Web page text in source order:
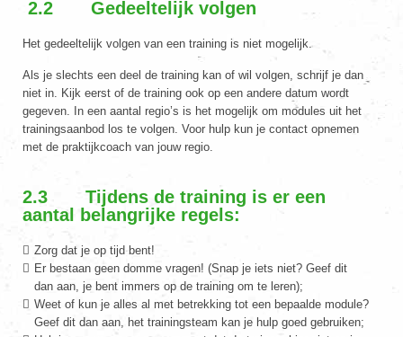
2.2 Gedeeltelijk volgen
Het gedeeltelijk volgen van een training is niet mogelijk.
Als je slechts een deel de training kan of wil volgen, schrijf je dan
niet in. Kijk eerst of de training ook op een andere datum wordt
gegeven. In een aantal regio’s is het mogelijk om modules uit het
trainingsaanbod los te volgen. Voor hulp kun je contact opnemen
met de praktijkcoach van jouw regio.
2.3 Tijdens de training is er een
aantal belangrijke regels:
Zorg dat je op tijd bent!
Er bestaan geen domme vragen! (Snap je iets niet? Geef dit
dan aan, je bent immers op de training om te leren);
Weet of kun je alles al met betrekking tot een bepaalde module?
Geef dit dan aan, het trainingsteam kan je hulp goed gebruiken;